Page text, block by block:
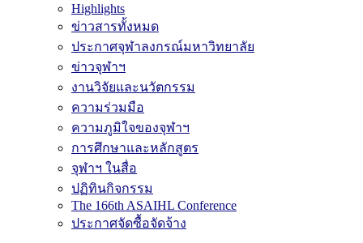
Highlights
ข่าวสารทั้งหมด
ประกาศจุฬาลงกรณ์มหาวิทยาลัย
ข่าวจุฬาฯ
งานวิจัยและนวัตกรรม
ความร่วมมือ
ความภูมิใจของจุฬาฯ
การศึกษาและหลักสูตร
จุฬาฯ ในสื่อ
ปฏิทินกิจกรรม
The 166th ASAIHL Conference
ประกาศจัดซื้อจัดจ้าง